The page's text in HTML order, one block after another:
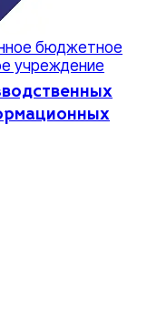
бюджетное
учреждение